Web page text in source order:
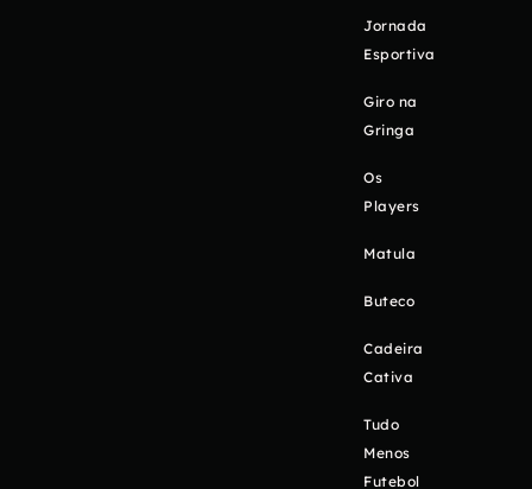
Jornada
Esportiva
Giro na
Gringa
Os
Players
Matula
Buteco
Cadeira
Cativa
Tudo
Menos
Futebol